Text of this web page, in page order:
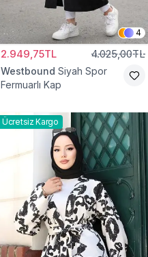
4
2.949,75TL 4.025,00TL
Westbound Siyah Spor
Fermuarlı Kap
Ücretsiz Kargo